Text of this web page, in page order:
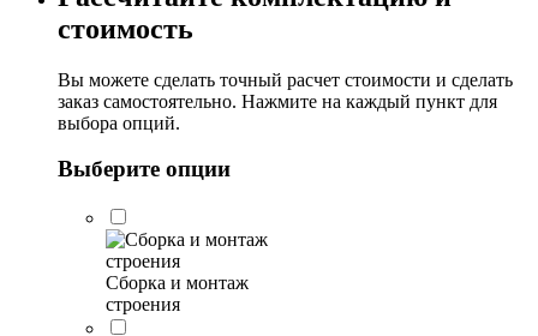
стоимость
Вы можете сделать точный расчет стоимости и сделать
заказ самостоятельно. Нажмите на каждый пункт для
выбора опций.
Выберите опции
Сборка и монтаж
строения